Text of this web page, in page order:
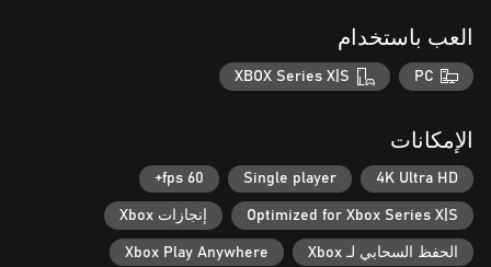
العب باستخدام
PC
XBOX Series X|S
الإمكانات
4K Ultra HD
Single player
60 fps+
Optimized for Xbox Series X|S إنجازات Xbox
الحفظ السحابي لـ Xbox Xbox Play Anywhere